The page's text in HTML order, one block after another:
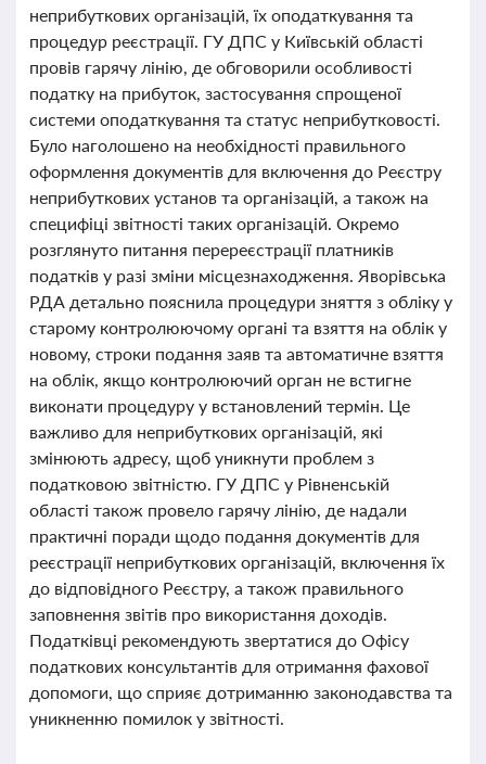
неприбуткових організацій, їх оподаткування та
процедур реєстрації. ГУ ДПС у Київській області
провів гарячу лінію, де обговорили особливості
податку на прибуток, застосування спрощеної
системи оподаткування та статус неприбутковості.
Було наголошено на необхідності правильного
оформлення документів для включення до Реєстру
неприбуткових установ та організацій, а також на
специфіці звітності таких організацій. Окремо
розглянуто питання перереєстрації платників
податків у разі зміни місцезнаходження. Яворівська
РДА детально пояснила процедури зняття з обліку у
старому контролюючому органі та взяття на облік у
новому, строки подання заяв та автоматичне взяття
на облік, якщо контролюючий орган не встигне
виконати процедуру у встановлений термін. Це
важливо для неприбуткових організацій, які
змінюють адресу, щоб уникнути проблем з
податковою звітністю. ГУ ДПС у Рівненській
області також провело гарячу лінію, де надали
практичні поради щодо подання документів для
реєстрації неприбуткових організацій, включення їх
до відповідного Реєстру, а також правильного
заповнення звітів про використання доходів.
Податківці рекомендують звертатися до Офісу
податкових консультантів для отримання фахової
допомоги, що сприяє дотриманню законодавства та
уникненню помилок у звітності.